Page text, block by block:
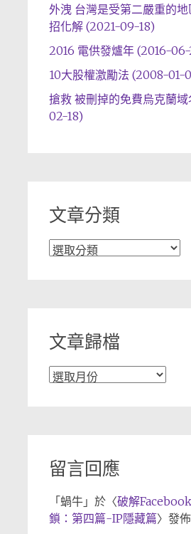
外洩 台灣是受第二嚴重的
招化解 (2021-09-18)
2016 電供發爐年 (2016-
10大股權激勵法 (2008-01-
搶救 被刪掉的免費烏克蘭
02-18)
文章分類
文
文章歸檔
文
留言回應
「 蝸牛」於〈破解
鎖：第四篇-IP隱藏篇〉發